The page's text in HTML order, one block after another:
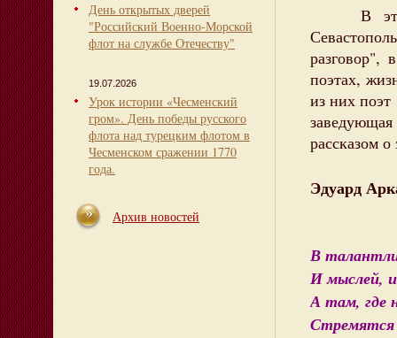
День открытых дверей
"Российский Военно-Морской
флот на службе Отечеству"
19.07.2026
Урок истории «Чесменский
гром». День победы русского
флота над турецким флотом в
Чесменском сражении 1770
года.
Архив новостей
В этом
разговор",
поэтах,
из них поэт
рассказом
Эдуард
В
И мыслей,
А там, где
Стремятся